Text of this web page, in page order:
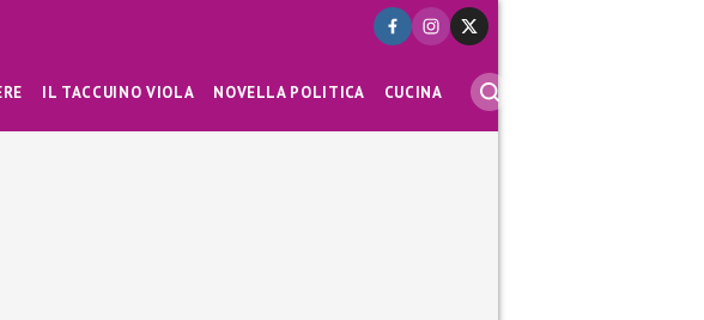
IL TACCUINO VIOLA NOVELLA POLITICA CUCINA